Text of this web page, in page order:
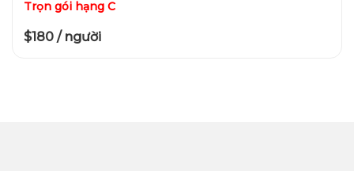
Trọn gói hạng C
$180 / người